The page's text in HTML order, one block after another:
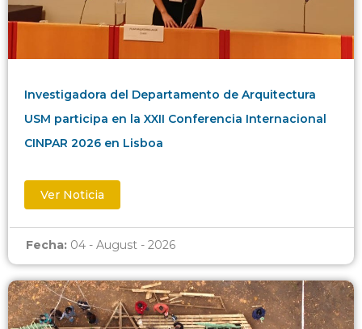
Investigadora del Departamento de Arquitectura
USM participa en la XXII Conferencia Internacional
CINPAR 2026 en Lisboa
Ver Noticia
Fecha: 04 - August - 2026